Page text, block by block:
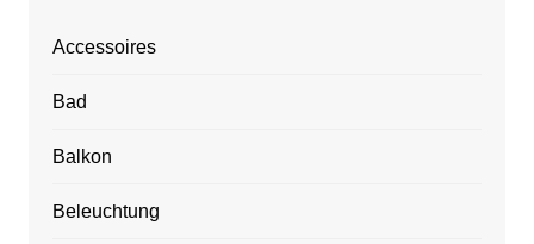
Accessoires
Bad
Balkon
Beleuchtung